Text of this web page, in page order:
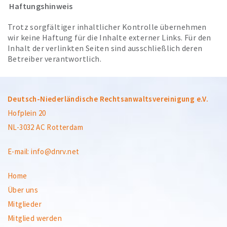
Haftungshinweis
Trotz sorgfältiger inhaltlicher Kontrolle übernehmen
wir keine Haftung für die Inhalte externer Links. Für den
Inhalt der verlinkten Seiten sind ausschließlich deren
Betreiber verantwortlich.
Deutsch-Niederländische Rechtsanwaltsvereinigung e.V.
Hofplein 20
NL-3032 AC Rotterdam
E-mail:info@dnrv.net
Home
Über uns
Mitglieder
Mitglied werden